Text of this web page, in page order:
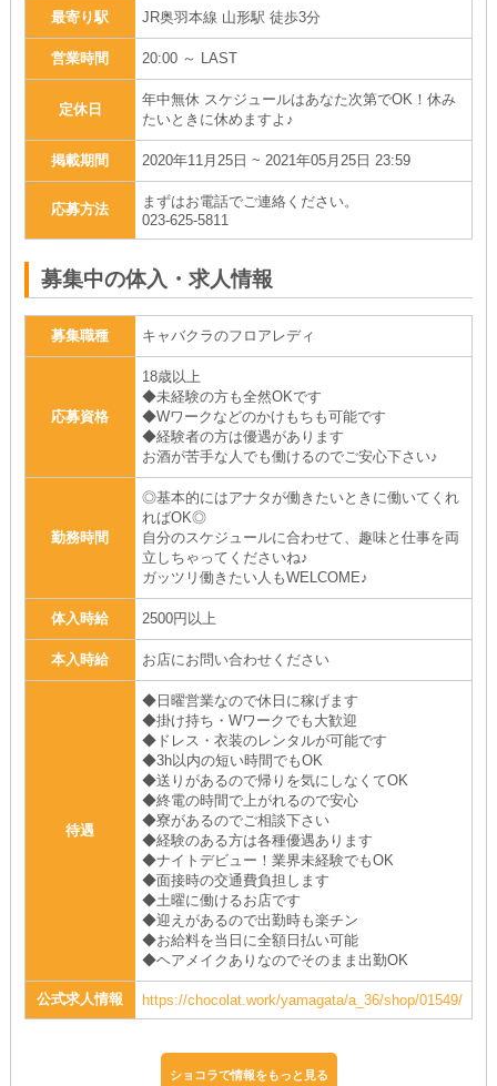
最寄り駅 JR奥羽本線 山形駅 徒歩3分
営業時間 20:00 ～ LAST
定休日
年中無休 スケジュールはあなた次第でOK！休み
たいときに休めますよ♪
掲載期間 2020年11月25日 ~ 2021年05月25日 23:59
応募方法
まずはお電話でご連絡ください。
023-625-5811
募集中の体入・求人情報
募集職種 キャバクラのフロアレディ
応募資格
18歳以上
◆未経験の方も全然OKです
◆Wワークなどのかけもちも可能です
◆経験者の方は優遇があります
お酒が苦手な人でも働けるのでご安心下さい♪
勤務時間
◎基本的にはアナタが働きたいときに働いてくれ
ればOK◎
自分のスケジュールに合わせて、趣味と仕事を両
立しちゃってくださいね♪
ガッツリ働きたい人もWELCOME♪
体入時給 2500円以上
本入時給 お店にお問い合わせください
待遇
◆日曜営業なので休日に稼げます
◆掛け持ち・Wワークでも大歓迎
◆ドレス・衣装のレンタルが可能です
◆3h以内の短い時間でもOK
◆送りがあるので帰りを気にしなくてOK
◆終電の時間で上がれるので安心
◆寮があるのでご相談下さい
◆経験のある方は各種優遇あります
◆ナイトデビュー！業界未経験でもOK
◆面接時の交通費負担します
◆土曜に働けるお店です
◆迎えがあるので出勤時も楽チン
◆お給料を当日に全額日払い可能
◆ヘアメイクありなのでそのまま出勤OK
公式求人情報 https://chocolat.work/yamagata/a_36/shop/01549/
ショコラで情報をもっと見る